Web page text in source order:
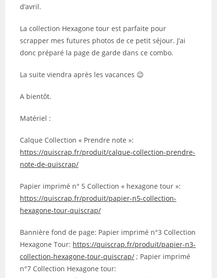
d’avril.
La collection Hexagone tour est parfaite pour
scrapper mes futures photos de ce petit séjour. J’ai
donc préparé la page de garde dans ce combo.
La suite viendra après les vacances 😉
A bientôt.
Matériel :
Calque Collection « Prendre note »:
https://quiscrap.fr/produit/calque-collection-prendre-
note-de-quiscrap/
Papier imprimé n° 5 Collection « hexagone tour »:
https://quiscrap.fr/produit/papier-n5-collection-
hexagone-tour-quiscrap/
Bannière fond de page: Papier imprimé n°3 Collection
Hexagone Tour: https://quiscrap.fr/produit/papier-n3-
collection-hexagone-tour-quiscrap/ ; Papier imprimé
n°7 Collection Hexagone tour: